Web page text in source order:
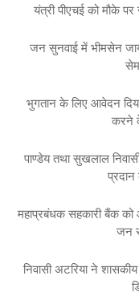
यंत्री पीएचई को मौके
जन सुनवाई में भीमसेन
भुगतान के लिए आवेदन
करने
पाण्डेय तथा सुखलाल
महाप्रबंधक सहकारी बैंक को
जन
निवासी अटरिया ने